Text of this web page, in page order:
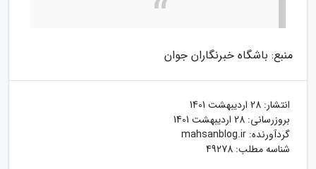
منبع: باشگاه خبرنگاران جوان
انتشار: 28 اردیبهشت 1401
بروزرسانی: 28 اردیبهشت 1401
گردآورنده: mahsanblog.ir
شناسه مطلب: 49278